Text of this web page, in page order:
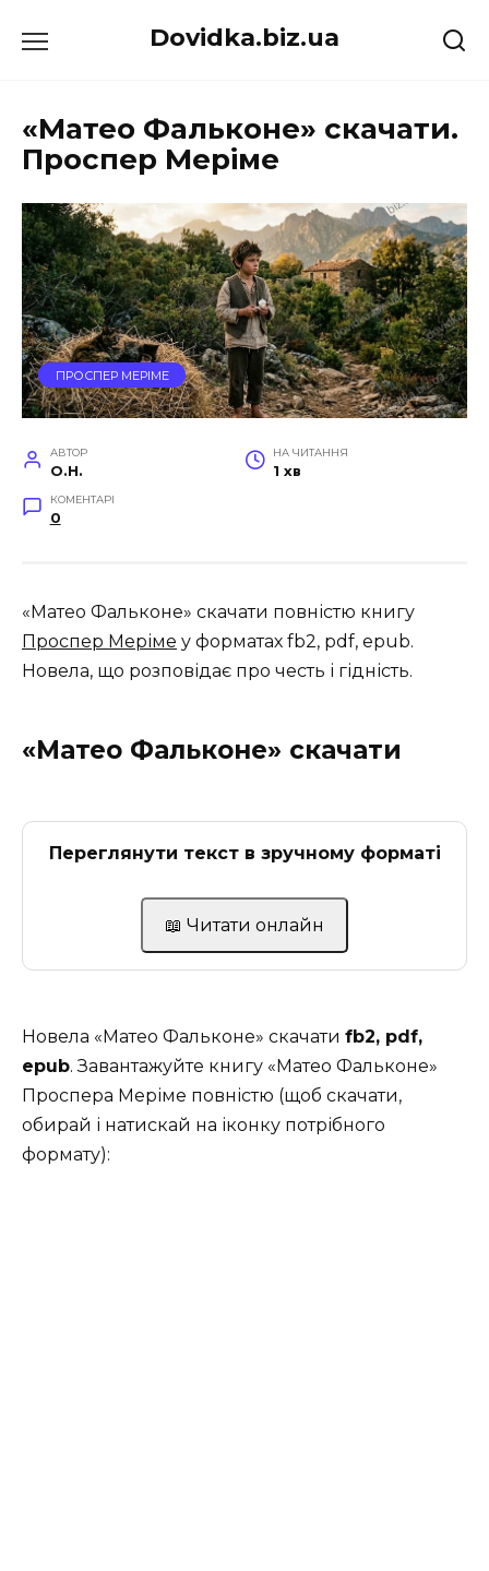
до
Dovidka.biz.ua
«Матео Фальконе» скачати.
Проспер Меріме
ПРОСПЕР МЕРІМЕ
АВТОР
O.H.
НА ЧИТАННЯ
1 хв
КОМЕНТАРІ
0
«Матео Фальконе» скачати повністю книгу
Проспер Меріме у форматах fb2, pdf, epub.
Новела, що розповідає про честь і гідність.
«Матео Фальконе» скачати
Переглянути текст в зручному форматі
📖 Читати онлайн
Новела «Матео Фальконе» скачати fb2, pdf,
epub. Завантажуйте книгу «Матео Фальконе»
Проспера Меріме повністю (щоб скачати,
обирай і натискай на іконку потрібного
формату):